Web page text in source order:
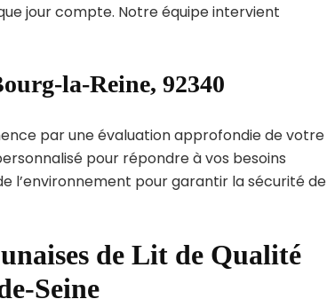
jour compte. Notre équipe intervient
la-Reine, 92340
par une évaluation approfondie de votre
pour répondre à vos besoins
l’environnement pour garantir la sécurité de
de Lit de Qualité
Seine